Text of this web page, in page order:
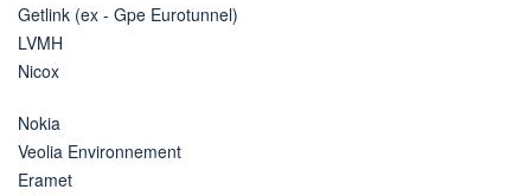
Getlink (ex - Gpe Eurotunnel)
LVMH
Nicox
Nokia
Veolia Environnement
Eramet